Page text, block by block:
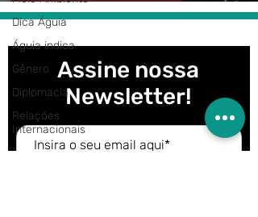
Dica Águia
Águia indica
Gênero
Diplomacia
Relações
Internacionais
Assine nossa
Newsletter!